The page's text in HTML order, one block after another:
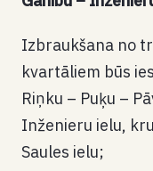
Izbraukšana no
kvartāliem būs
Riņku – Puķu –
Inženieru ielu,
Saules ielu;